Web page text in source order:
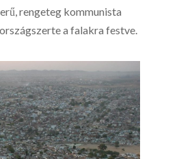
rengeteg kommunista
a falakra festve.